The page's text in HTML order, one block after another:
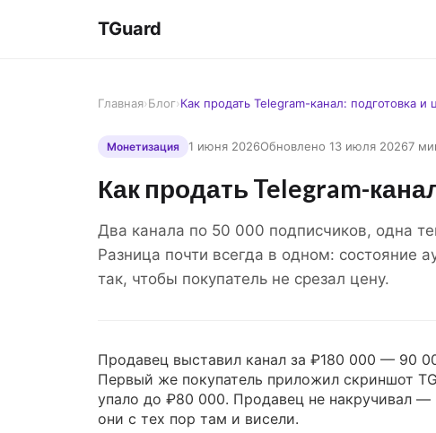
TGuard
Главная›Блог›Как продать Telegram-канал: подготовка и
Монетизация 1 июня 2026Обновлено 13 июля 20267
Как продать Telegram-
Два канала по 50 000 подписчиков, одна
Разница почти всегда в одном: состояние
так, чтобы покупатель не срезал цену.
Продавец выставил канал за ₽180 000 — 90
Первый же покупатель приложил скриншот
упало до ₽80 000. Продавец не накручивал —
они с тех пор там и висели.